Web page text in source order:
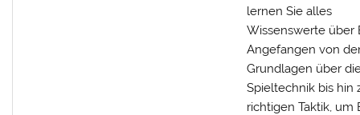
lernen Sie alles
Wissenswerte über
Angefangen von
Grundlagen über
Spieltechnik bis hin
richtigen Taktik, um